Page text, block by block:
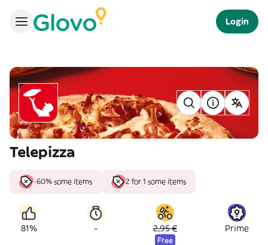
Login
Telepizza
-60% some items 2 for 1 some items
81% - 2,95 €
Free
Prime